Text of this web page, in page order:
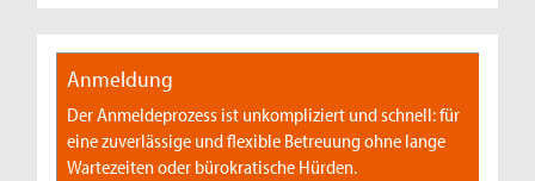
Anmeldung
Der Anmeldeprozess ist unkompliziert und schnell: für
eine zuverlässige und flexible Betreuung ohne lange
Wartezeiten oder bürokratische Hürden.